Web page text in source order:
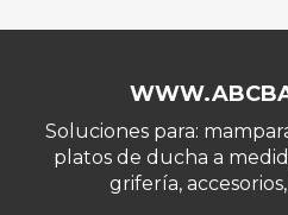
Soluciones para:
platos de ducha a
grifería,